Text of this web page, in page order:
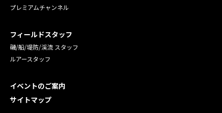
プレミアムチャンネル
フィールドスタッフ
磯/船/堤防/渓流 スタッフ
ルアースタッフ
イベントのご案内
サイトマップ